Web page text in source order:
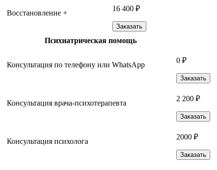
Восстановление +
16 400 ₽
Заказать
Психиатрическая помощь
Консультация по телефону или WhatsApp
0 ₽
Заказать
Консультация врача-психотерапевта
2 200 ₽
Заказать
Консультация психолога
2000 ₽
Заказать